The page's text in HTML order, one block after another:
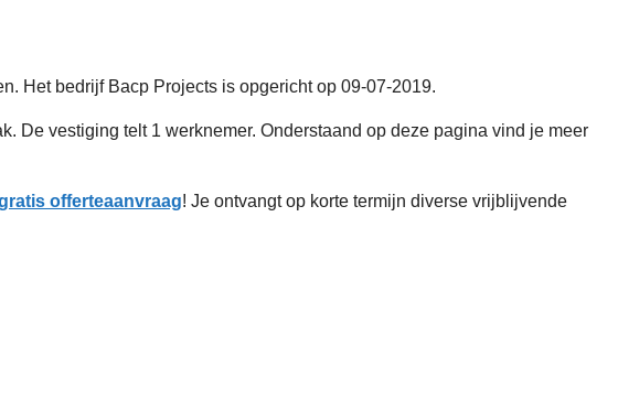
Het bedrijf Bacp Projects is opgericht op 09-07-2019.
De vestiging telt 1 werknemer. Onderstaand op deze pagina vind je meer
offerteaanvraag! Je ontvangt op korte termijn diverse vrijblijvende